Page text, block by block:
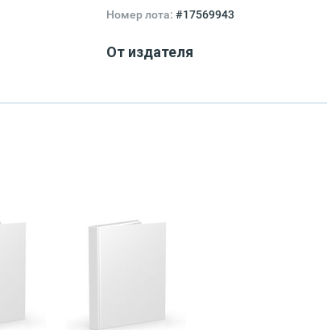
Номер лота: #17569943
От издателя